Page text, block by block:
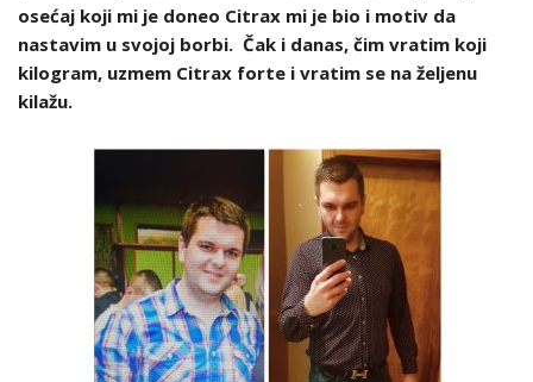
osećaj koji mi je doneo Citrax mi je bio i motiv da
nastavim u svojoj borbi. Čak i danas, čim vratim koji
kilogram, uzmem Citrax forte i vratim se na željenu
kilažu.